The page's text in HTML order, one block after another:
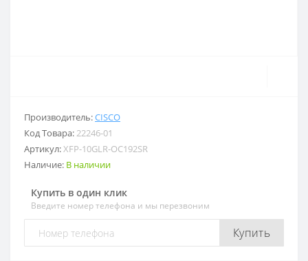
Производитель:CISCO
Код Товара:22246-01
Артикул:XFP-10GLR-OC192SR
Наличие: В наличии
Купить в один клик
Введите номер телефона и мы перезвоним
Купить